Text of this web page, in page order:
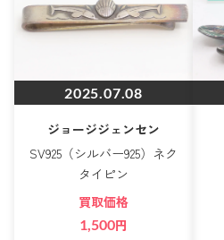
2025.07.08
ジョージジェンセン
SV925（シルバー925）ネク
タイピン
買取価格
1,500円